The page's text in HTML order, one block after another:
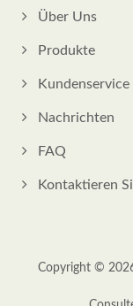
Über Uns
Produkte
Kundenservice
Nachrichten
FAQ
Kontaktieren
Copyright ©